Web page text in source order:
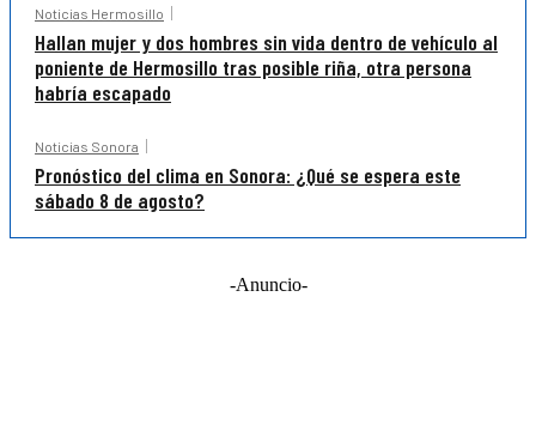
Noticias Hermosillo
Hallan mujer y dos hombres sin vida dentro de vehículo al
poniente de Hermosillo tras posible riña, otra persona
habría escapado
Noticias Sonora
Pronóstico del clima en Sonora: ¿Qué se espera este
sábado 8 de agosto?
-Anuncio-